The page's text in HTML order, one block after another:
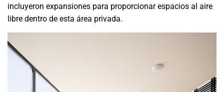
incluyeron expansiones para proporcionar espacios al aire
libre dentro de esta área privada.